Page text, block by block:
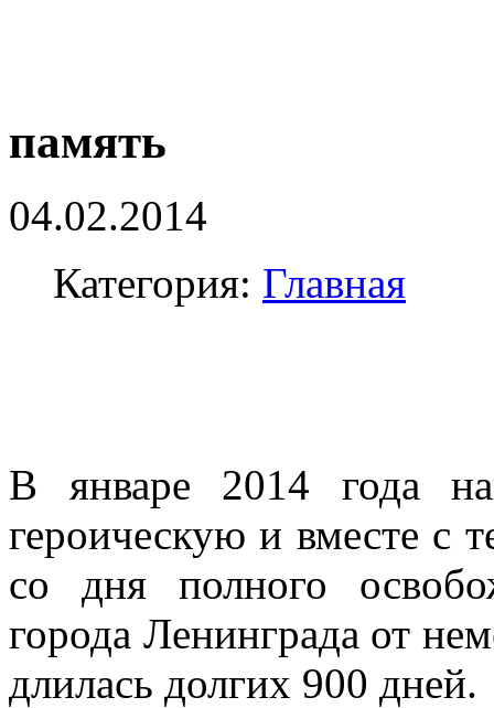
память
04.02.2014
Категория: Главная
В январе 2014 года
героическую и вместе с
со дня полного
города Ленинграда от
длилась долгих 900 дней.